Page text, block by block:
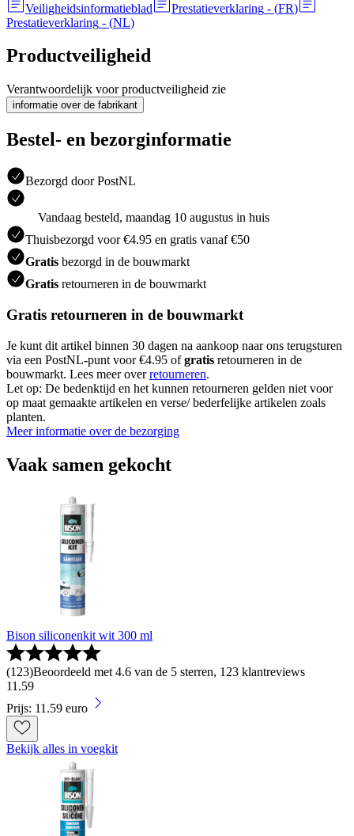
Veiligheidsinformatieblad Prestatieverklaring - (FR)
Prestatieverklaring - (NL)
Productveiligheid
Verantwoordelijk voor productveiligheid zie
informatie over de fabrikant
Bestel- en bezorginformatie
Bezorgd door PostNL
Vandaag besteld, maandag 10 augustus in huis
Thuisbezorgd voor €4.95 en gratis vanaf €50
Gratis bezorgd in de bouwmarkt
Gratis retourneren in de bouwmarkt
Gratis retourneren in de bouwmarkt
Je kunt dit artikel binnen 30 dagen na aankoop naar ons terugsturen
via een PostNL-punt voor €4.95 ofgratis retourneren in de
bouwmarkt. Lees meer overretourneren.
Let op: De bedenktijd en het kunnen retourneren gelden niet voor
op maat gemaakte artikelen en verse/ bederfelijke artikelen zoals
planten.
Meer informatie over de bezorging
Vaak samen gekocht
Bison siliconenkit wit 300 ml
(123)Beoordeeld met 4.6 van de 5 sterren, 123 klantreviews
11.59
Prijs: 11.59 euro
Bekijk alles in voegkit